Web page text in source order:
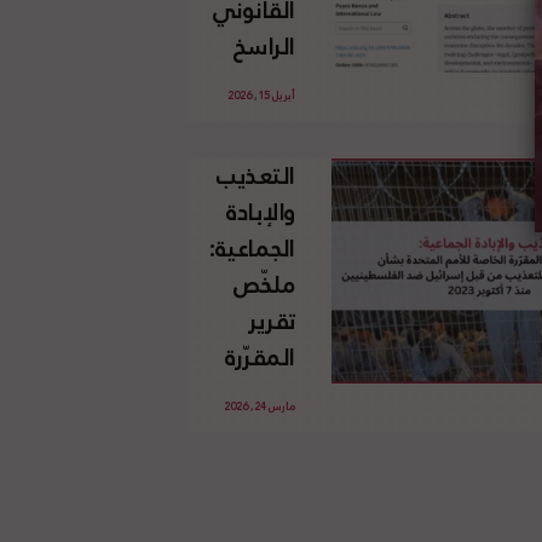
الإسرائيلي
غير
القانوني
الفلسطينية
القانوني
الراسخ
للاجئين
وحقهم
في العودة
بموجب
القانون
الدولي
أبريل 15, 2026
التعذيب
والإبادة
الجماعية:
ملخّص
تقرير
المقرّرة
الخاصة
مارس 24, 2026